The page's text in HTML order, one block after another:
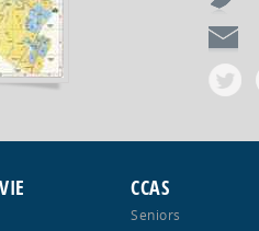
CCAS
Seniors